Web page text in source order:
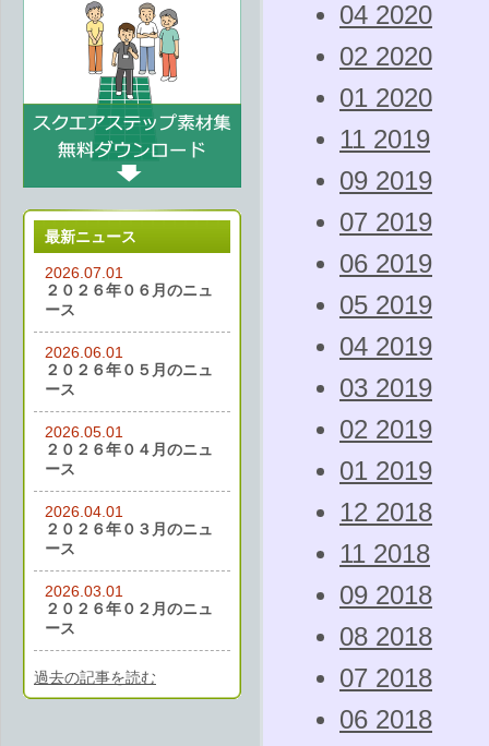
最新ニュース
2026.07.01
２０２６年０６月のニュ
ース
2026.06.01
２０２６年０５月のニュ
ース
2026.05.01
２０２６年０４月のニュ
ース
2026.04.01
２０２６年０３月のニュ
ース
2026.03.01
２０２６年０２月のニュ
ース
過去の記事を読む
04 2020
02 2020
01 2020
11 2019
09 2019
07 2019
06 2019
05 2019
04 2019
03 2019
02 2019
01 2019
12 2018
11 2018
09 2018
08 2018
07 2018
06 2018